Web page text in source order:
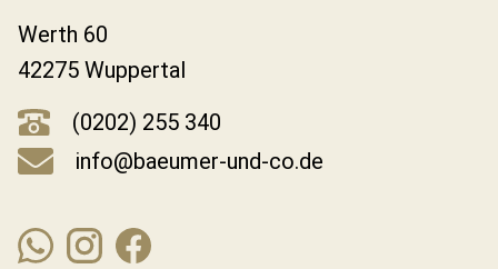
Werth 60
42275 Wuppertal
(0202) 255 340
info@baeumer-und-co.de